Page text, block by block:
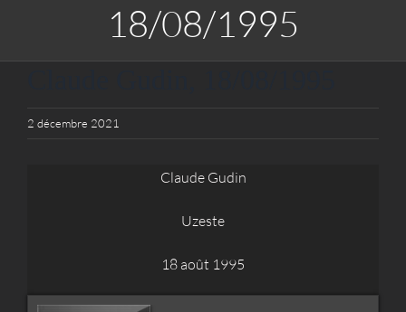
18/08/1995
2 décembre 2021
Claude Gudin
Uzeste
18 août 1995